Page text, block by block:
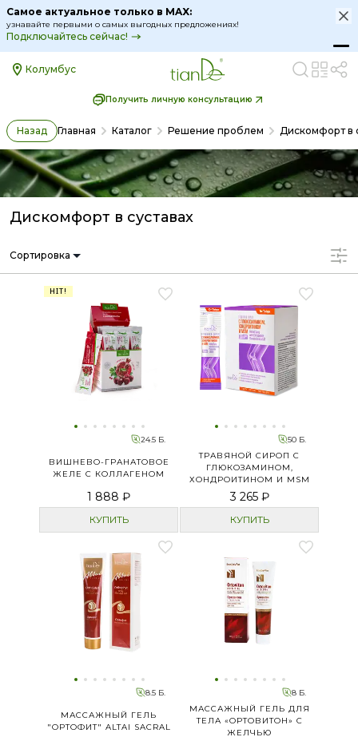
Самое актуальное только в MAX:
узнавайте первыми о самых выгодных предложениях!
Подключайтесь сейчас!
Колумбус
Получить личную консультацию
Назад Главная Каталог Решение проблем Дискомфорт в
Дискомфорт в суставах
Сортировка
HIT!
24.5 Б.
ВИШНЕВО-ГРАНАТОВОЕ
ЖЕЛЕ С КОЛЛАГЕНОМ
1 888 ₽
КУПИТЬ
50 Б.
ТРАВЯНОЙ СИРОП С
ГЛЮКОЗАМИНОМ,
ХОНДРОИТИНОМ И MSM
3 265 ₽
КУПИТЬ
8.5 Б.
МАССАЖНЫЙ ГЕЛЬ
"ОРТОФИТ" ALTAI SACRAL
8 Б.
МАССАЖНЫЙ ГЕЛЬ ДЛЯ
ТЕЛА «ОРТОВИТОН» С
ЖЕЛЧЬЮ